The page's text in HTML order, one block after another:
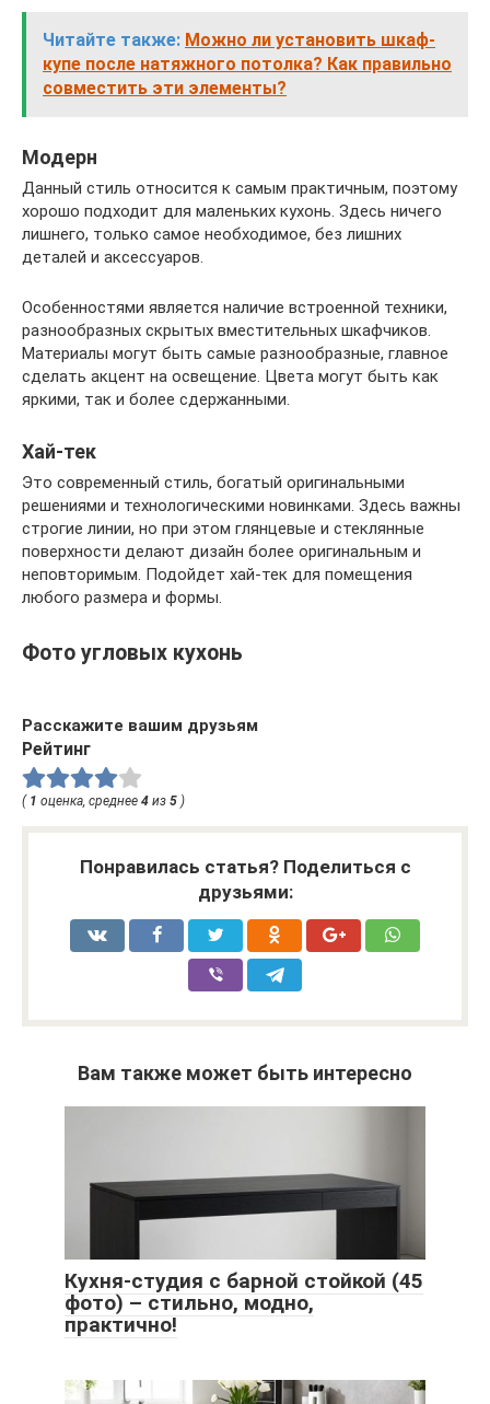
Читайте также: Можно ли установить шкаф-
купе после натяжного потолка? Как правильно
совместить эти элементы?
Модерн
Данный стиль относится к самым практичным, поэтому
хорошо подходит для маленьких кухонь. Здесь ничего
лишнего, только самое необходимое, без лишних
деталей и аксессуаров.
Особенностями является наличие встроенной техники,
разнообразных скрытых вместительных шкафчиков.
Материалы могут быть самые разнообразные, главное
сделать акцент на освещение. Цвета могут быть как
яркими, так и более сдержанными.
Хай-тек
Это современный стиль, богатый оригинальными
решениями и технологическими новинками. Здесь важны
строгие линии, но при этом глянцевые и стеклянные
поверхности делают дизайн более оригинальным и
неповторимым. Подойдет хай-тек для помещения
любого размера и формы.
Фото угловых кухонь
Расскажите вашим друзьям
Рейтинг
( 1 оценка, среднее 4 из 5 )
Понравилась статья? Поделиться с
друзьями:
Вам также может быть интересно
Кухня-студия с барной стойкой (45
фото) – стильно, модно,
практично!